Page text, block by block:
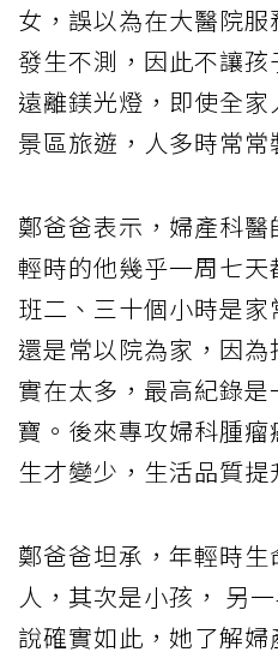
女，誤以為在大醫院
發生不測，因此不讓
遠離鎂光燈，即使全
景區旅遊，人多時常常
鄭爸爸表示，婦產科
輕時的他幾乎一周七
班二、三十個小時是
還是常以院為家，因
實在太多，最高紀錄
寶。後來專攻婦科腫
生才變少，生活品質提
鄭爸爸坦承，年輕時
人，其次是小孩， 另
說確實如此，她了解